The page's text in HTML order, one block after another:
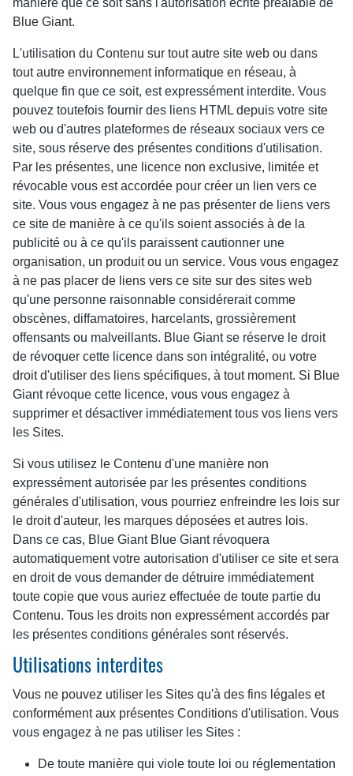
manière que ce soit sans l'autorisation écrite préalable de
Blue Giant.
L'utilisation du Contenu sur tout autre site web ou dans
tout autre environnement informatique en réseau, à
quelque fin que ce soit, est expressément interdite. Vous
pouvez toutefois fournir des liens HTML depuis votre site
web ou d'autres plateformes de réseaux sociaux vers ce
site, sous réserve des présentes conditions d'utilisation.
Par les présentes, une licence non exclusive, limitée et
révocable vous est accordée pour créer un lien vers ce
site. Vous vous engagez à ne pas présenter de liens vers
ce site de manière à ce qu'ils soient associés à de la
publicité ou à ce qu'ils paraissent cautionner une
organisation, un produit ou un service. Vous vous engagez
à ne pas placer de liens vers ce site sur des sites web
qu'une personne raisonnable considérerait comme
obscènes, diffamatoires, harcelants, grossièrement
offensants ou malveillants. Blue Giant se réserve le droit
de révoquer cette licence dans son intégralité, ou votre
droit d'utiliser des liens spécifiques, à tout moment. Si Blue
Giant révoque cette licence, vous vous engagez à
supprimer et désactiver immédiatement tous vos liens vers
les Sites.
Si vous utilisez le Contenu d'une manière non
expressément autorisée par les présentes conditions
générales d'utilisation, vous pourriez enfreindre les lois sur
le droit d'auteur, les marques déposées et autres lois.
Dans ce cas, Blue Giant Blue Giant révoquera
automatiquement votre autorisation d'utiliser ce site et sera
en droit de vous demander de détruire immédiatement
toute copie que vous auriez effectuée de toute partie du
Contenu. Tous les droits non expressément accordés par
les présentes conditions générales sont réservés.
Utilisations interdites
Vous ne pouvez utiliser les Sites qu'à des fins légales et
conformément aux présentes Conditions d'utilisation. Vous
vous engagez à ne pas utiliser les Sites :
De toute manière qui viole toute loi ou réglementation